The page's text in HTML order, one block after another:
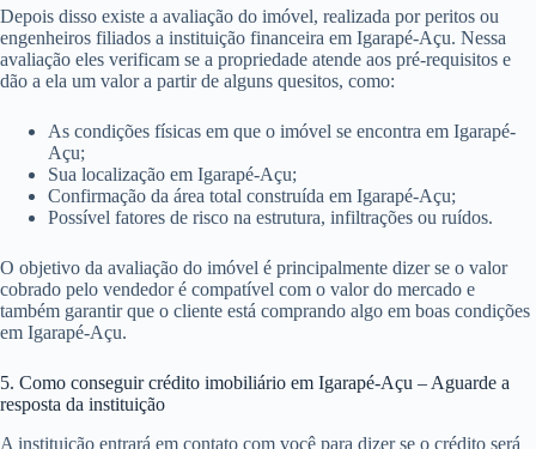
Depois disso existe a avaliação do imóvel, realizada por peritos ou
engenheiros filiados a instituição financeira em Igarapé-Açu. Nessa
avaliação eles verificam se a propriedade atende aos pré-requisitos e
dão a ela um valor a partir de alguns quesitos, como:
As condições físicas em que o imóvel se encontra em Igarapé-
Açu;
Sua localização em Igarapé-Açu;
Confirmação da área total construída em Igarapé-Açu;
Possível fatores de risco na estrutura, infiltrações ou ruídos.
O objetivo da avaliação do imóvel é principalmente dizer se o valor
cobrado pelo vendedor é compatível com o valor do mercado e
também garantir que o cliente está comprando algo em boas condições
em Igarapé-Açu.
5. Como conseguir crédito imobiliário em Igarapé-Açu – Aguarde a
resposta da instituição
A instituição entrará em contato com você para dizer se o crédito será